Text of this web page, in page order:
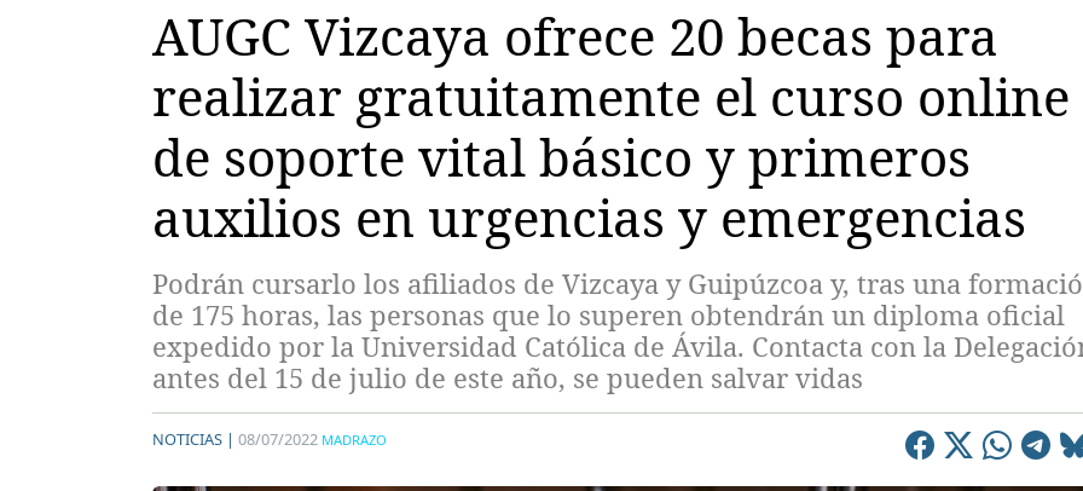
AUGC Vizcaya ofrece 20 becas para
realizar gratuitamente el curso online
de soporte vital básico y primeros
auxilios en urgencias y emergencias
Podrán cursarlo los afiliados de Vizcaya y Guipúzcoa y, tras una
de 175 horas, las personas que lo superen obtendrán un diploma oficial
expedido por la Universidad Católica de Ávila. Contacta con la
antes del 15 de julio de este año, se pueden salvar vidas
NOTICIAS | 08/07/2022 MADRAZO